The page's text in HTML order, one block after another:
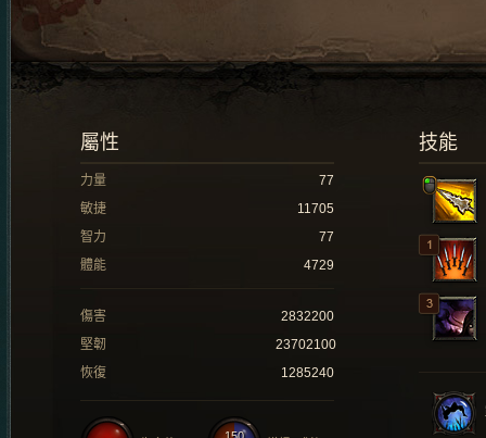
技能
屬性
力量
77
敏捷
11705
智力
77
體能
4729
傷害
2832200
堅韌
23702100
恢復
1285240